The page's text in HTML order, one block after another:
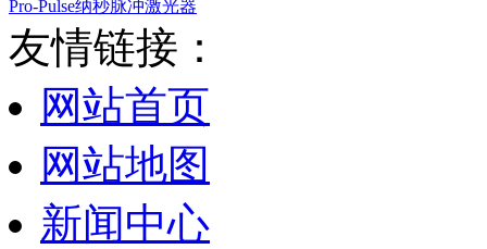
Pro-Pulse纳秒脉冲激光器
友情链接：
网站首页
网站地图
新闻中心